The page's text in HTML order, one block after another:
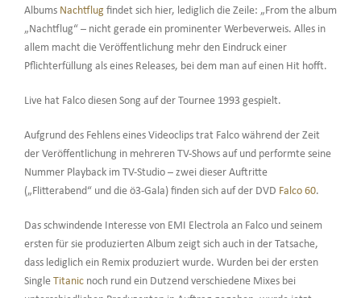
Albums Nachtflugfindet sich hier, lediglich die Zeile: „From the album
„Nachtflug“ – nicht gerade ein prominenter Werbeverweis. Alles in
allem macht die Veröffentlichung mehr den Eindruck einer
Pflichterfüllung als eines Releases, bei dem man auf einen Hit hofft.
Live hat Falco diesen Song auf der Tournee 1993 gespielt.
Aufgrund des Fehlens eines Videoclips trat Falco während der Zeit
der Veröffentlichung in mehreren TV-Shows auf und performte seine
Nummer Playback im TV-Studio – zwei dieser Auftritte
(„Flitterabend“ und die ö3-Gala) finden sich auf der DVD Falco 60.
Das schwindende Interesse von EMI Electrola an Falco und seinem
ersten für sie produzierten Album zeigt sich auch in der Tatsache,
dass lediglich ein Remix produziert wurde. Wurden bei der ersten
Single Titanicnoch rund ein Dutzend verschiedene Mixes bei